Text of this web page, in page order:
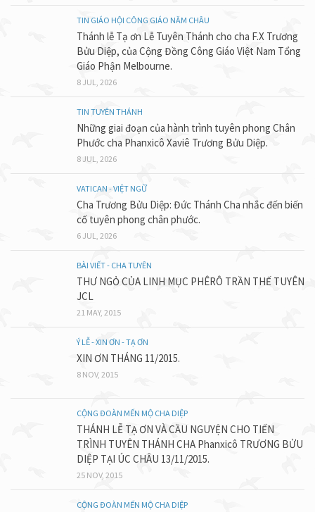
TIN GIÁO HỘI CÔNG GIÁO NĂM CHÂU
Thánh lễ Tạ ơn Lễ Tuyên Thánh cho cha F.X Trương
Bửu Diệp, của Cộng Đồng Công Giáo Việt Nam Tổng
Giáo Phận Melbourne.
8 JUL, 2026
TIN TUYÊN THÁNH
Những giai đoạn của hành trình tuyên phong Chân
Phước cha Phanxicô Xaviê Trương Bửu Diệp.
8 JUL, 2026
VATICAN - VIỆT NGỮ
Cha Trương Bửu Diệp: Đức Thánh Cha nhắc đến biến
cố tuyên phong chân phước.
6 JUL, 2026
BÀI VIẾT - CHA TUYÊN
THƯ NGỎ CỦA LINH MỤC PHÊRÔ TRẦN THẾ TUYÊN
JCL
21 MAY, 2015
Ý LỄ - XIN ƠN - TẠ ƠN
XIN ƠN THÁNG 11/2015.
8 NOV, 2015
CỘNG ĐOÀN MẾN MỘ CHA DIỆP
THÁNH LỄ TẠ ƠN VÀ CẦU NGUYỆN CHO TIẾN
TRÌNH TUYÊN THÁNH CHA Phanxicô TRƯƠNG BỬU
DIỆP TẠI ÚC CHÂU 13/11/2015.
25 NOV, 2015
CỘNG ĐOÀN MẾN MỘ CHA DIỆP